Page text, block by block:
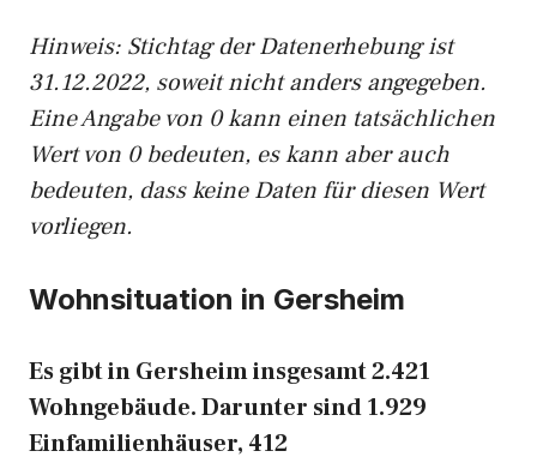
Hinweis: Stichtag der Datenerhebung ist
31.12.2022, soweit nicht anders angegeben.
Eine Angabe von 0 kann einen tatsächlichen
Wert von 0 bedeuten, es kann aber auch
bedeuten, dass keine Daten für diesen Wert
vorliegen.
Wohnsituation in Gersheim
Es gibt in Gersheim insgesamt 2.421
Wohngebäude. Darunter sind 1.929
Einfamilienhäuser, 412